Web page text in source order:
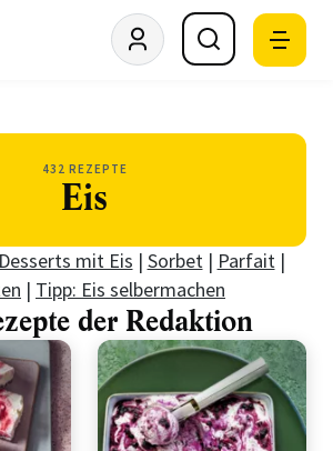
432 REZEPTE
Eis
Desserts mit Eis | Sorbet| Parfait|
| Tipp: Eis selbermachen
der Redaktion